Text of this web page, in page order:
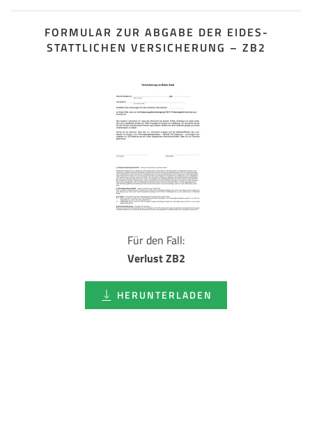
FORMULAR ZUR ABGABE DER EIDES­
STATTLICHEN VERSICHERUNG – ZB2
Für den Fall:
Verlust ZB2
HERUNTERLADEN